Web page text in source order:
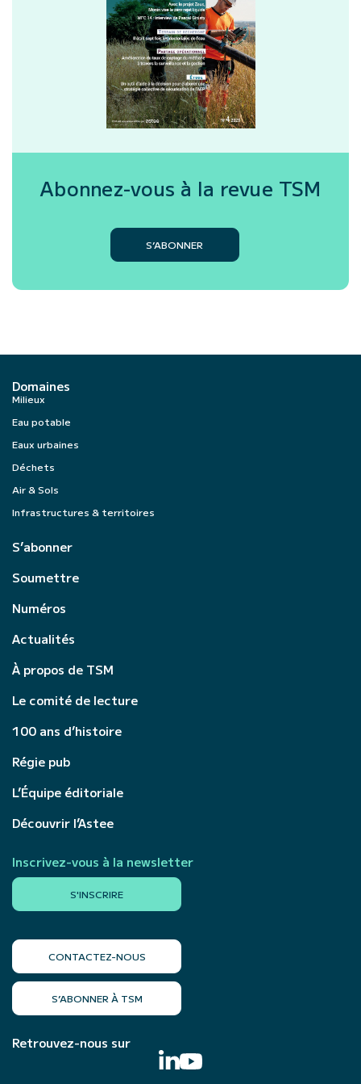
Abonnez-vous à la revue TSM
S’ABONNER
Domaines
Milieux
Eau potable
Eaux urbaines
Déchets
Air & Sols
Infrastructures & territoires
S’abonner
Soumettre
Numéros
Actualités
À propos de TSM
Le comité de lecture
100 ans d’histoire
Régie pub
L’Équipe éditoriale
Découvrir l’Astee
Inscrivez-vous à la newsletter
S'INSCRIRE
CONTACTEZ-NOUS
S’ABONNER À TSM
Retrouvez-nous sur